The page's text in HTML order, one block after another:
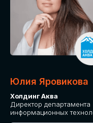
Юлия Яровикова
Холдинг Аква
Директор департамента
информационных